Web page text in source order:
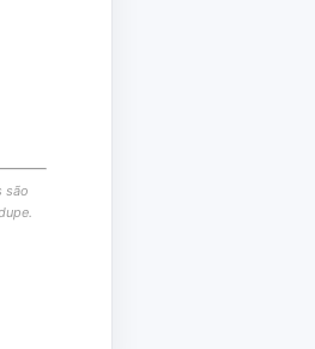
são